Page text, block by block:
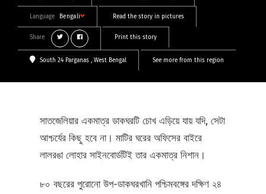
Language Bengali Read the story in pictures
Share Print this story
South 24 Parganas , West Bengal See more from this region
সাতজেলিয়ার একমাত্র ডাকঘরটি চোখ এড়িয়ে যায় যদি, সেটা
আশ্চর্যের কিছু হবে না। মাটির ঘরের অফিসের বাইরে
লালরঙা লোহার সাইনবোর্ডটিই তার একমাত্র নিশান।
৮০ বছরের পুরোনো উপ-ডাকঘরখানি পশ্চিমবঙ্গের দক্ষিণ ২৪